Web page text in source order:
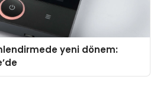
yeni dönem: